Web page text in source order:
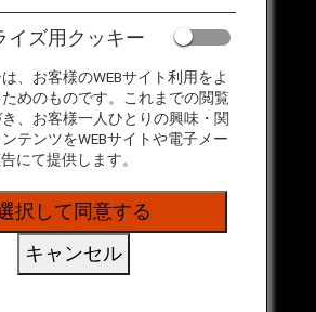
奨環境）
イズ用クッキー
、お客様のWEBサイト利用をよ
めのものです。これまでの閲覧
、お客様一人ひとりの興味・関
テンツをWEBサイトや電子メー
にて提供します。
択して同意する
キャンセル